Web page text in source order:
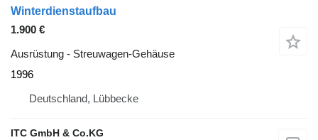
Winterdienstaufbau
1.900 €
Ausrüstung - Streuwagen-Gehäuse
1996
Deutschland, Lübbecke
ITC GmbH & Co.KG